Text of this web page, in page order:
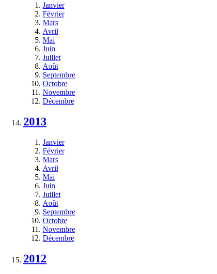
Janvier
Février
Mars
Avril
Mai
Juin
Juillet
Août
Septembre
Octobre
Novembre
Décembre
2013
Janvier
Février
Mars
Avril
Mai
Juin
Juillet
Août
Septembre
Octobre
Novembre
Décembre
2012